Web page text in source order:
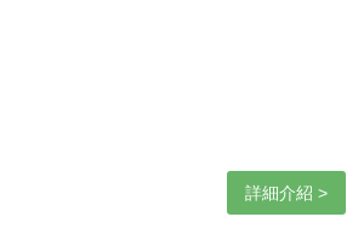
詳細介紹 >